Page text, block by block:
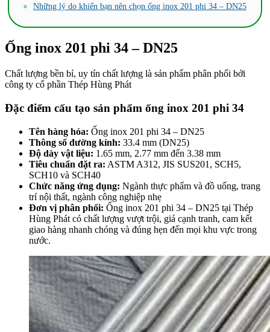
Những lý do khiến bạn nên chọn ống inox 201 phi 34 – DN25
Ống inox 201 phi 34 – DN25
Chất lượng bền bỉ, uy tín chất lượng là sản phẩm phân phối bởi
công ty cổ phần Thép Hùng Phát
Đặc điểm cấu tạo sản phẩm ống inox 201 phi 34
Tên hàng hóa: Ống inox 201 phi 34 – DN25
Thông số đường kính: 33.4 mm (DN25)
Độ dày vật liệu: 1.65 mm, 2.77 mm đến 3.38 mm
Tiêu chuẩn đặt ra: ASTM A312, JIS SUS201, SCH5,
SCH10 và SCH40
Chức năng ứng dụng: Ngành thực phẩm và đồ uống, trang
trí nội thất, ngành công nghiệp nhẹ
Đơn vị phân phối: Ống inox 201 phi 34 – DN25 tại Thép
Hùng Phát có chất lượng vượt trội, giá cạnh tranh, cam kết
giao hàng nhanh chóng và đúng hẹn đến mọi khu vực trong
nước.